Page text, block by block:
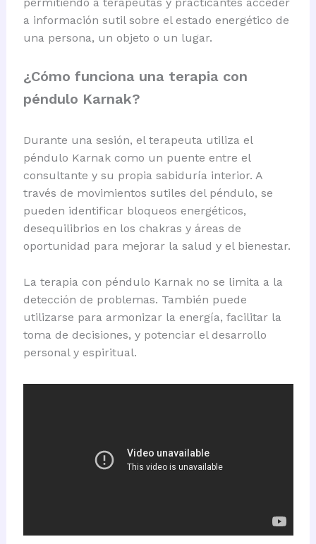
permitiendo a terapeutas y practicantes acceder
a información sutil sobre el estado energético de
una persona, un objeto o un lugar.
¿Cómo funciona una terapia con
péndulo Karnak?
Durante una sesión, el terapeuta utiliza el
péndulo Karnak como un puente entre el
consultante y su propia sabiduría interior. A
través de movimientos sutiles del péndulo, se
pueden identificar bloqueos energéticos,
desequilibrios en los chakras y áreas de
oportunidad para mejorar la salud y el bienestar.
La terapia con péndulo Karnak no se limita a la
detección de problemas. También puede
utilizarse para armonizar la energía, facilitar la
toma de decisiones, y potenciar el desarrollo
personal y espiritual.